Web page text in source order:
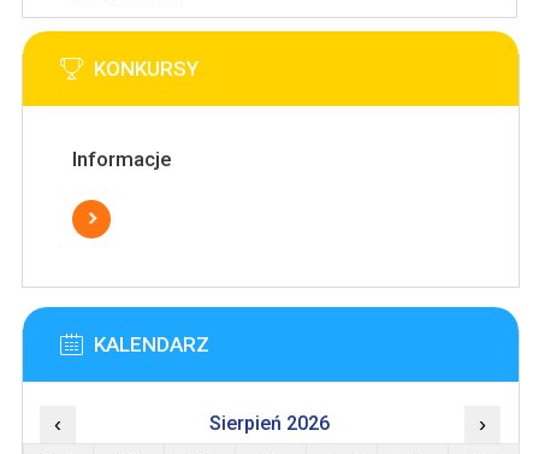
KONKURSY
Informacje
KALENDARZ
‹ Sierpień 2026 ›